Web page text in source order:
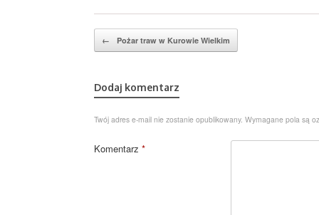
← Pożar traw w Kurowie Wielkim
Dodaj komentarz
Twój adres e-mail nie zostanie opublikowany. Wymagane pola są
Komentarz *